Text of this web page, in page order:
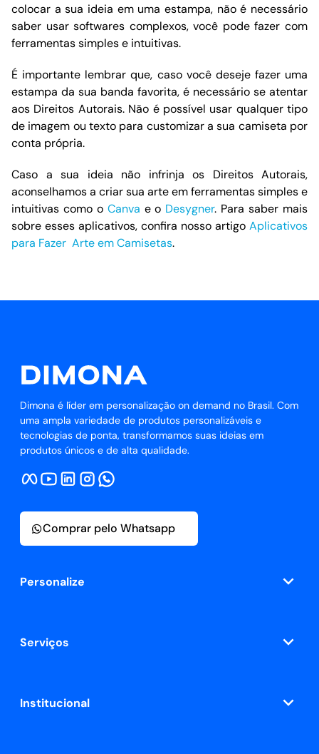
colocar a sua ideia em uma estampa, não é necessário
saber usar softwares complexos, você pode fazer com
ferramentas simples e intuitivas.
É importante lembrar que, caso você deseje fazer uma
estampa da sua banda favorita, é necessário se atentar
aos Direitos Autorais. Não é possível usar qualquer tipo
de imagem ou texto para customizar a sua camiseta por
conta própria.
Caso a sua ideia não infrinja os Direitos Autorais,
aconselhamos a criar sua arte em ferramentas simples e
intuitivas como o Canva e o Desygner. Para saber mais
sobre esses aplicativos, confira nosso artigo Aplicativos
para Fazer Arte em Camisetas.
Dimona é líder em personalização on demand no Brasil. Com
uma ampla variedade de produtos personalizáveis e
tecnologias de ponta, transformamos suas ideias em
produtos únicos e de alta qualidade.
Personalize
Serviços
Institucional
Comprar pelo Whatsapp